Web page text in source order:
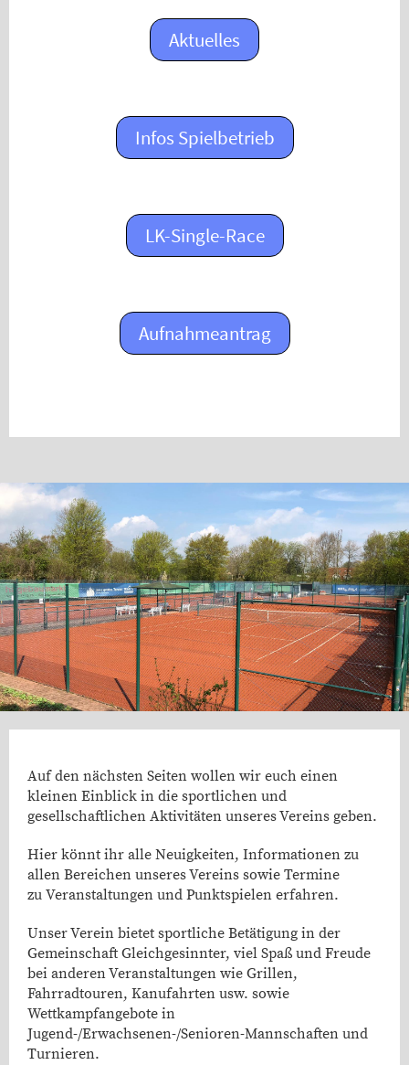
Aktuelles
Infos Spielbetrieb
LK-Single-Race
Aufnahmeantrag
Auf den nächsten Seiten wollen wir euch einen
kleinen Einblick in die sportlichen und
gesellschaftlichen Aktivitäten unseres Vereins geben.
Hier könnt ihr alle Neuigkeiten, Informationen zu
allen Bereichen unseres Vereins sowie Termine
zu Veranstaltungen und Punktspielen erfahren.
Unser Verein bietet sportliche Betätigung in der
Gemeinschaft Gleichgesinnter, viel Spaß und Freude
bei anderen Veranstaltungen wie Grillen,
Fahrradtouren, Kanufahrten usw. sowie
Wettkampfangebote in
Jugend-/Erwachsenen-/Senioren-Mannschaften und
Turnieren.